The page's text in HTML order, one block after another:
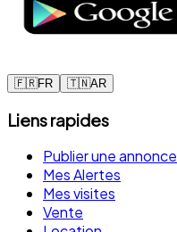
🇫🇷FR 🇹🇳AR
Liens rapides
Publier une annonce
Mes Alertes
Mes visites
Vente